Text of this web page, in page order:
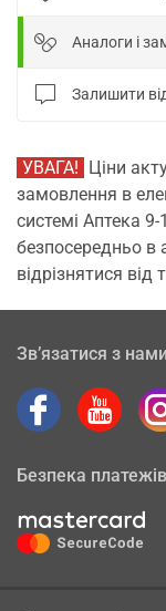
Аналоги і
Залишити
УВАГА! Ціни
замовлення в
системі Аптека 9-
безпосередньо в
відрізнятися від
Зв’язатися з нами
Безпека платежів